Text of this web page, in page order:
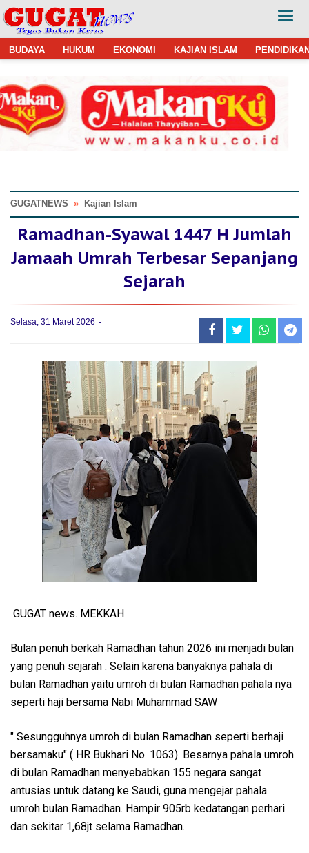
BUDAYA HUKUM EKONOMI KAJIAN ISLAM
GUGATNEWS » Kajian IsIam
Ramadhan-Syawal 1447 H Jumlah
Jamaah Umrah Terbesar Sepanjang
Sejarah
Selasa, 31 Maret 2026
GUGAT news. MEKKAH
Bulan penuh berkah Ramadhan tahun 2026 ini menjadi bulan
yang penuh sejarah . Selain karena banyaknya pahala di
bulan Ramadhan yaitu umroh di bulan Ramadhan pahala nya
seperti haji bersama Nabi Muhammad SAW
" Sesungguhnya umroh di bulan Ramadhan seperti berhaji
bersamaku" ( HR Bukhari No. 1063). Besarnya pahala umroh
di bulan Ramadhan menyebabkan 155 negara sangat
antusias untuk datang ke Saudi, guna mengejar pahala
umroh bulan Ramadhan. Hampir 905rb kedatangan perhari
dan sekitar 1,68jt selama Ramadhan.